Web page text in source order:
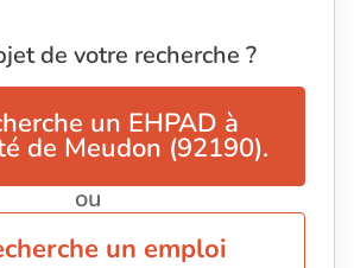
de votre recherche ?
un EHPAD à
de Meudon (92190).
ou
un emploi